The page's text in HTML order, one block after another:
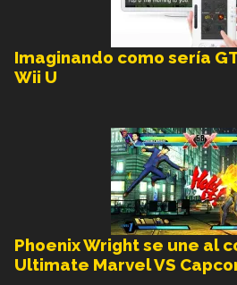
Imaginando como sería
Wii U
Phoenix Wright se une al
Ultimate Marvel VS